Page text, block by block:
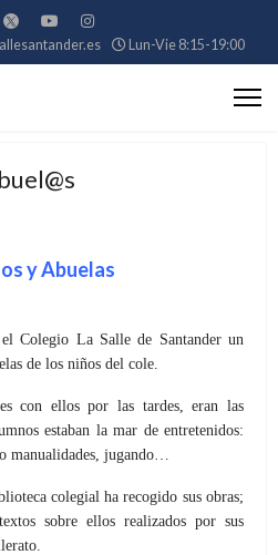
Lun-Vie 8:15-19:00
y Abuelas
Colegio La Salle de Santander un
de los niños del cole.
con ellos por las tardes, eran las
estaban la mar de entretenidos:
manualidades, jugando…
colegial ha recogido sus obras;
sobre ellos realizados por sus